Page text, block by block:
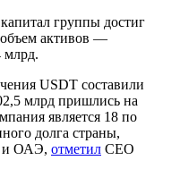
группы достиг
активов —
млрд.
USDT составили
млрд пришлись на
является 18 по
долга страны,
и ОАЭ, отметил CEO